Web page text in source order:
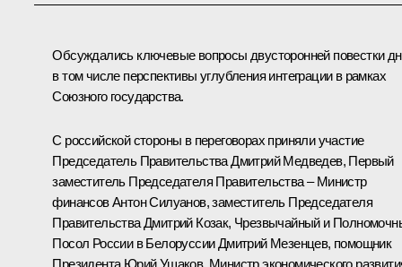
Обсуждались ключевые вопросы двусторонней повестки
в том числе перспективы углубления интеграции в рамках
Союзного государства.
С российской стороны в переговорах приняли участие
Председатель Правительства Дмитрий Медведев, Первый
заместитель Председателя Правительства – Министр
финансов Антон Силуанов, заместитель Председателя
Правительства Дмитрий Козак, Чрезвычайный и
Посол России в Белоруссии Дмитрий Мезенцев, помощник
Президента Юрий Ушаков, Министр экономического